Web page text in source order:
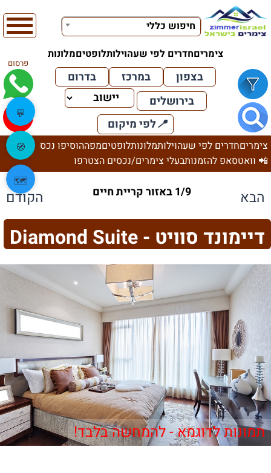
חיפוש כללי
צימריםחדרים לפי שעהוילותלופטיםמלונות
פרסום
בצפון במרכז
בדרום
בירושלים
📍לפי מיקום
צימריםחדרים לפי שעהוילותמלונותלופטיםמפההוסיפו נכס
📲 וואטסאפ להזמנותבעלי צימרים/נכסים הצטרפו
הבא 1/9 באזור קריית חיים הקודם
דיימונד סוויט - Diamond Suite
תמונות לדוגמא - להמחשה בלבד!
💬
🧭
🗺️